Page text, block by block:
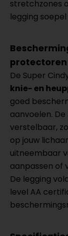
stretchzones
legging
protectoren
De Super
knie- en
goed
aanvoelen.
verstelbaar,
op jouw
uitneembaar
aanpassen of
De legging
level AA